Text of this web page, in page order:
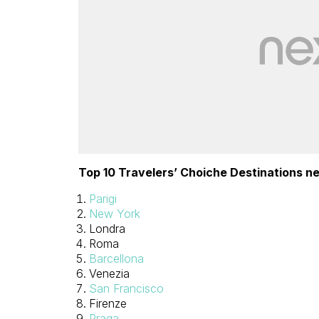
Top 10 Travelers’ Choiche Destinations
Parigi
New York
Londra
Roma
Barcellona
Venezia
San Francisco
Firenze